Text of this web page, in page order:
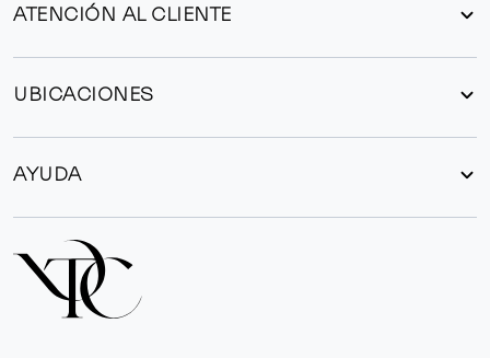
ATENCIÓN AL CLIENTE
UBICACIONES
AYUDA